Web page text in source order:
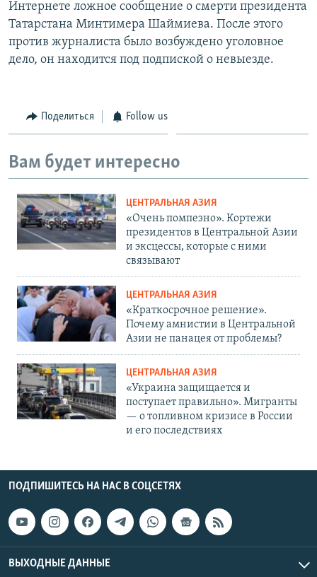
Интернете ложное сообщение о смерти президента
Татарстана Минтимера Шаймиева. После этого
против журналиста было возбуждено уголовное
дело, он находится под подпиской о невыезде.
Поделиться Follow us
Вам будет интересно
ЦЕНТРАЛЬНАЯ АЗИЯ
«Очень помпезно». Кортежи
президентов в Центральной Азии
и эксцессы, которые с ними
связывают
ЦЕНТРАЛЬНАЯ АЗИЯ
«Краткосрочное решение».
Почему амнистии в Центральной
Азии не панацея от проблемы?
ЦЕНТРАЛЬНАЯ АЗИЯ
«Украина защищается и
поступает правильно». Мигранты
— о топливном кризисе в России
и его последствиях
ПОДПИШИТЕСЬ НА НАС В СОЦСЕТЯХ
ВЫХОДНЫЕ ДАННЫЕ